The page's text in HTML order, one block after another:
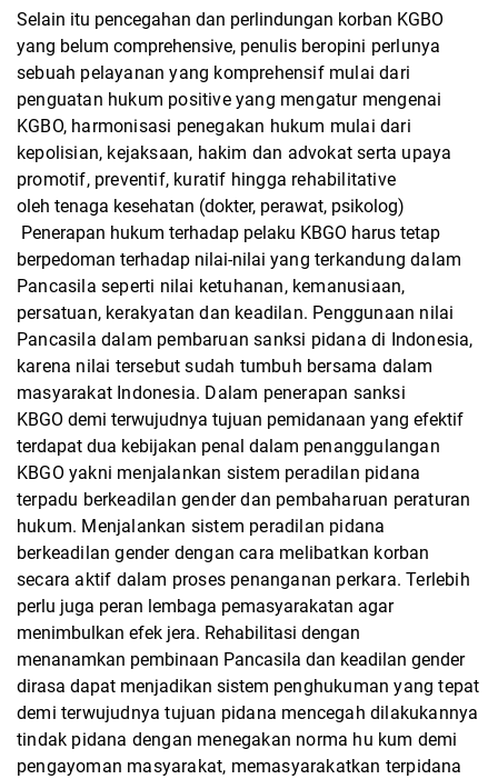
Selain itu pencegahan dan perlindungan korban KGBO
yang belum comprehensive, penulis beropini perlunya
sebuah pelayanan yang komprehensif mulai dari
penguatan hukum positive yang mengatur mengenai
KGBO, harmonisasi penegakan hukum mulai dari
kepolisian, kejaksaan, hakim dan advokat serta upaya
promotif, preventif, kuratif hingga rehabilitative
oleh tenaga kesehatan (dokter, perawat, psikolog)
Penerapan hukum terhadap pelaku KBGO harus tetap
berpedoman terhadap nilai-nilai yang terkandung dalam
Pancasila seperti nilai ketuhanan, kemanusiaan,
persatuan, kerakyatandan keadilan. Penggunaan nilai
Pancasila dalam pembaruan sanksi pidana di Indonesia,
karena nilai tersebut sudah tumbuh bersama dalam
masyarakat Indonesia. Dalam penerapan sanksi
KBGO demi terwujudnya tujuan pemidanaan yang efektif
terdapat dua kebijakan penal dalam penanggulangan
KBGO yakni menjalankan sistem peradilan pidana
terpadu berkeadilan gender dan pembaharuan peraturan
hukum. Menjalankan sistem peradilan pidana
berkeadilangender dengan cara melibatkan korban
secara aktif dalam proses penanganan perkara. Terlebih
perlu juga peran lembaga pemasyarakatan agar
menimbulkan efek jera. Rehabilitasi dengan
menanamkan pembinaan Pancasila dan keadilan gender
dirasa dapat menjadikan sistem penghukuman yang tepat
demi terwujudnya tujuan pidana mencegah dilakukannya
tindak pidana dengan menegakan norma hu kum demi
pengayoman masyarakat, memasyarakatkan terpidana